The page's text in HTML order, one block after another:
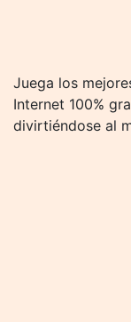
Juega los
Internet 100%
divirtiéndose al